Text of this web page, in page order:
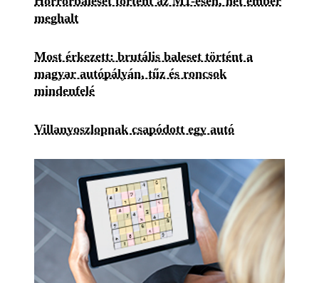
meghalt
Most érkezett: brutális baleset történt a
magyar autópályán, tűz és roncsok
mindenfelé
Villanyoszlopnak csapódott egy autó